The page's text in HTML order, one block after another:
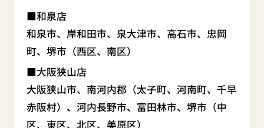
和泉店
和泉市、岸和田市、泉大津市、高石市、忠岡
町、堺市（西区、南区）
大阪狭山店
大阪狭山市、南河内郡（太子町、河南町、千早
赤阪村）、河内長野市、富田林市、堺市（中
区、東区、北区、美原区）